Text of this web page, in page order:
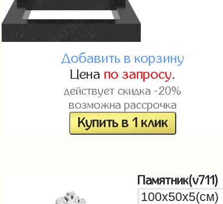
Добавить в корзину
Цена по запросу.
действует скидка -20%
возможна рассрочка
Купить в 1 клик
Памятник(v711)